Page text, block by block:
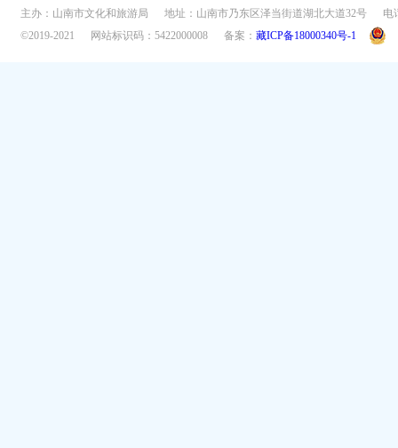
主办：山南市文化和旅游局 地址：山南市乃东区泽当街道湖北大道32号
电
©2019-2021
网站标识码：5422000008 备案： 藏ICP备18000340号-1